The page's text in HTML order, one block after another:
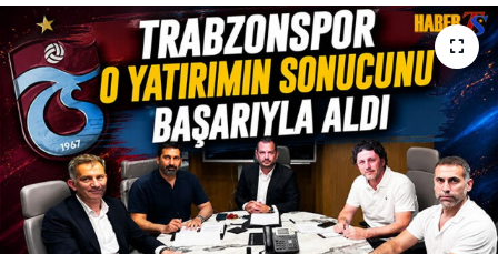
ALT LIGLER
TV VE SİNEMA
BASKETBOL
SAĞLIK